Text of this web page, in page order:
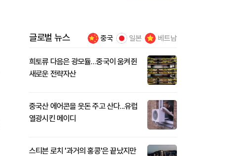
글로벌 뉴스 중국 일본 베트남
희토류 다음은 광모듈…중국이 움켜쥔
새로운 전략자산
중국산 에어콘을 웃돈 주고 산다...유럽
열광시킨 메이디
스티븐 로치 '과거의 홍콩'은 끝났지만